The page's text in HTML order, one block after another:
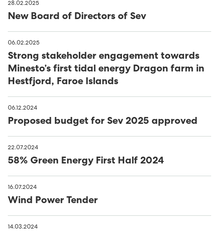
Maskinsmiðjulærlingur
Elektrikari/elinnleggjari til eltøknideildina
Húsavørður til Sundsverkið
28.02.2025
New Board of Directors of Sev
06.02.2025
Strong stakeholder engagement towards
Minesto’s first tidal energy Dragon farm in
Hestfjord, Faroe Islands
06.12.2024
Proposed budget for Sev 2025 approved
22.07.2024
58% Green Energy First Half 2024
16.07.2024
Wind Power Tender
14.03.2024